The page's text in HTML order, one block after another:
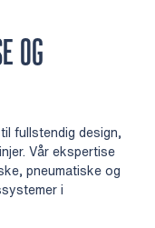
OG
fullstendig design,
Vår ekspertise
pneumatiske og
i